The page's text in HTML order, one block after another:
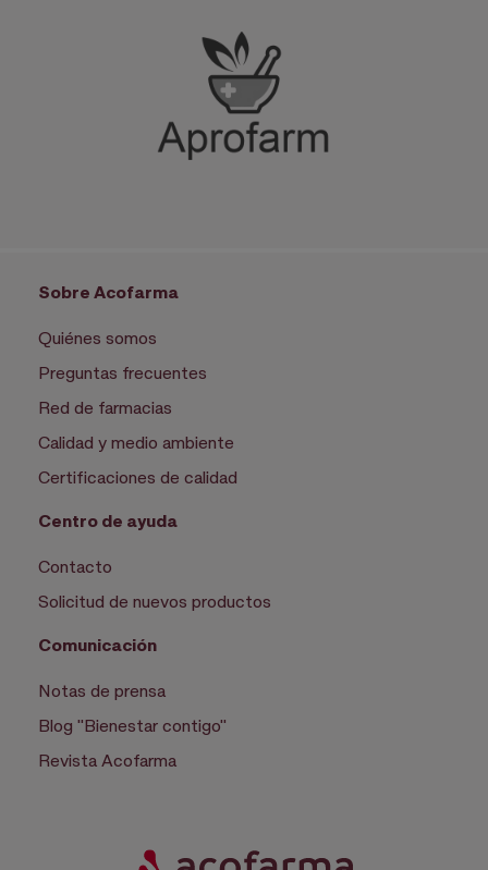
Sobre Acofarma
Quiénes somos
Preguntas frecuentes
Red de farmacias
Calidad y medio ambiente
Certificaciones de calidad
Centro de ayuda
Contacto
Solicitud de nuevos productos
Comunicación
Notas de prensa
Blog "Bienestar contigo"
Revista Acofarma